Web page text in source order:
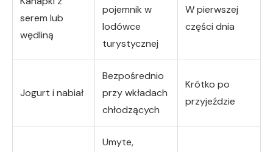
serem lub
wędliną
pojemnik w
lodówce
turystycznej
W pierwszej
części dnia
Jogurt i nabiał
Bezpośrednio
przy wkładach
chłodzących
Krótko po
przyjeździe
Umyte,